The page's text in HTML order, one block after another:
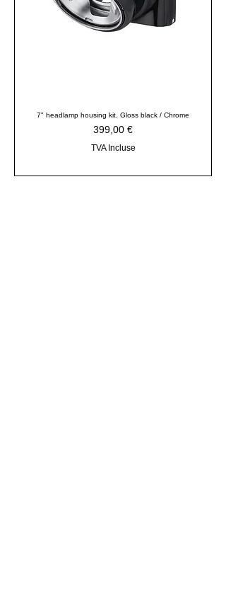
7" headlamp housing kit. Gloss black / Chrome
Prix
399,00 €
TVA Incluse